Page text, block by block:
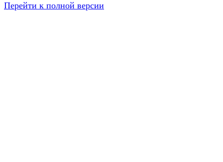
Перейти к полной версии